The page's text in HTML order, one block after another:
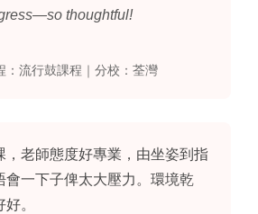
thoughtful!
：流行鼓課程｜分校：荃灣
，老師態度好專業，由坐姿到指
會一下子俾太大壓力。環境乾
。